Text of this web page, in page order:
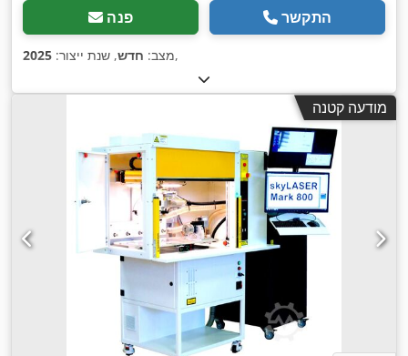
פנה התקשר
מצב: חדש, שנת ייצור: 2025 ,
מודעה קטנה